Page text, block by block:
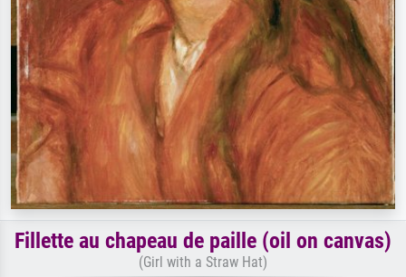
Fillette au chapeau de paille (oil on canvas)
(Girl with a Straw Hat)